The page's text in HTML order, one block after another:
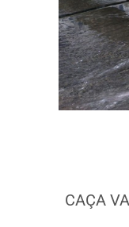
CAÇA